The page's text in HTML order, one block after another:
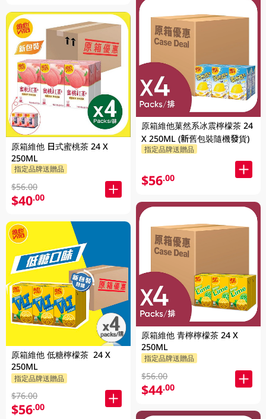
原箱維他 日式蜜桃茶 24 X
250ML
指定品牌送贈品
$56.00
$40.00
原箱維他 低糖檸檬茶 24 X
250ML
指定品牌送贈品
$76.00
$56.00
原箱維他菓然系冰震檸檬茶 24
X 250ML (新舊包裝隨機發貨)
指定品牌送贈品
$56.00
原箱維他 青檸檸檬茶 24 X
250ML
指定品牌送贈品
$56.00
$44.00